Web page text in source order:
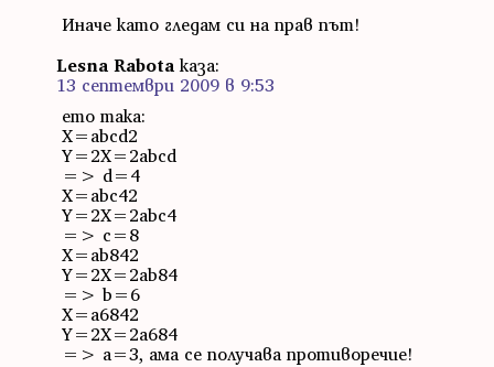
Иначе като гледам си на прав път!
Lesna Rabota каза:
13 септември 2009 в 9:53
ето така:
X=abcd2
Y=2X=2abcd
=> d=4
X=abc42
Y=2X=2abc4
=> c=8
X=ab842
Y=2X=2ab84
=> b=6
X=a6842
Y=2X=2a684
=> a=3, ама се получава противоречие!